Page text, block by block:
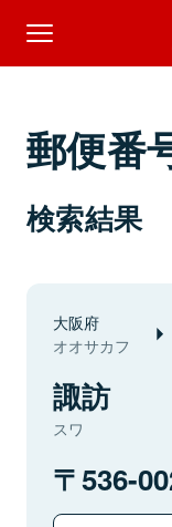
郵便番
検索結果
大阪府
オオサカフ
諏訪
スワ
536-